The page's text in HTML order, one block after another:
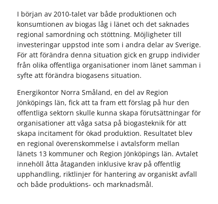
I början av 2010-talet var både produktionen och
konsumtionen av biogas låg i länet och det saknades
regional samordning och stöttning. Möjligheter till
investeringar uppstod inte som i andra delar av Sverige.
För att förändra denna situation gick en grupp individer
från olika offentliga organisationer inom länet samman i
syfte att förändra biogasens situation.
Energikontor Norra Småland, en del av Region
Jönköpings län, fick att ta fram ett förslag på hur den
offentliga sektorn skulle kunna skapa förutsättningar för
organisationer att våga satsa på biogasteknik för att
skapa incitament för ökad produktion. Resultatet blev
en regional överenskommelse i avtalsform mellan
länets 13 kommuner och Region Jönköpings län. Avtalet
innehöll åtta åtaganden inklusive krav på offentlig
upphandling, riktlinjer för hantering av organiskt avfall
och både produktions- och marknadsmål.